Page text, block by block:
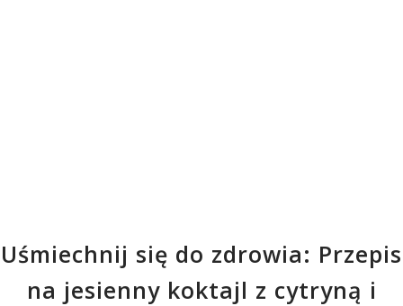
Uśmiechnij się do zdrowia: Przepis
na jesienny koktajl z cytryną i